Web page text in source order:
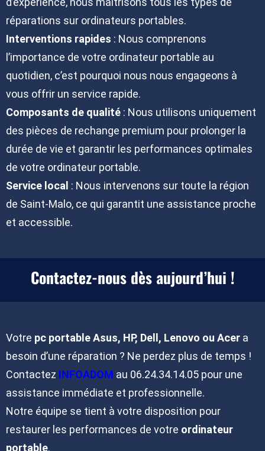
réparations sur ordinateurs portables.
Interventions rapides : Nous comprenons
l’importance de votre ordinateur portable au
quotidien, c’est pourquoi nous nous engageons à
vous offrir un service rapide.
Composants de qualité : Nous utilisons uniquement
des pièces de rechange premium pour prolonger la
durée de vie et garantir les performances optimales
de votre ordinateur portable.
Service local : Nous intervenons sur toute la région
de Saint-Malo, ce qui garantit une assistance proche
et accessible.
Contactez-nous dès aujourd’hui !
Votre pc portable Asus, HP, Dell, Lenovo ou Acer a
besoin d’une réparation ? Ne perdez plus de temps !
Contactez INFOADOM au 06.24.34.14.05 pour une
assistance immédiate et professionnelle.
Notre équipe se tient à votre disposition pour
restaurer les performances de votre ordinateur
portable.